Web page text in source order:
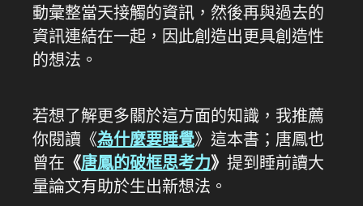
動彙整當天接觸的資訊，然後再與過去的
資訊連結在一起，因此創造出更具創造性
的想法。
若想了解更多關於這方面的知識，我推薦
你閱讀《為什麼要睡覺》這本書；唐鳳也
曾在 《唐鳳的破框思考力》 提到睡前讀大
量論文有助於生出新想法。